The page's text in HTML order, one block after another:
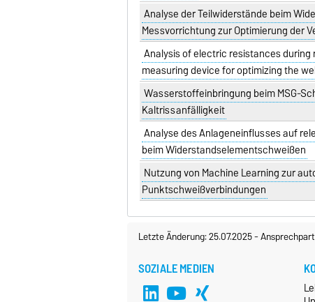
Analyse der Teilwiderstände beim
Messvorrichtung zur Optimierung der
Analysis of electric resistances
measuring device for optimizing the
Wasserstoffeinbringung beim MSG-
Kaltrissanfälligkeit
Analyse des Anlageneinflusses auf
beim Widerstandselementschweißen
Nutzung von Machine Learning zur
Punktschweißverbindungen
Letzte Änderung: 25.07.2025-
SOZIALE MEDIEN